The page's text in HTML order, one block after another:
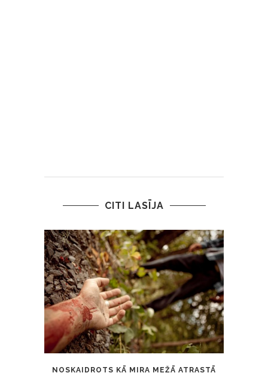
CITI LASĪJA
NOSKAIDROTS KĀ MIRA MEŽĀ ATRASTĀ